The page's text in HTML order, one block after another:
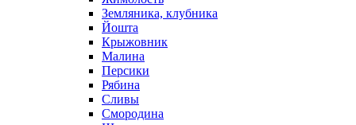
Земляника, клубника
Йошта
Крыжовник
Малина
Персики
Рябина
Сливы
Смородина